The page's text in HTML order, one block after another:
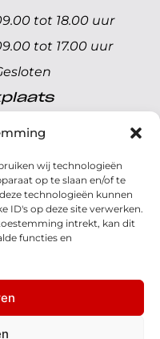
wij technologieën
op te slaan en/of te
technologieën kunnen
ID's op deze site verwerken.
intrekt, kan dit
functies en
tot 18.00 uur
tot 17.00 uur
tot 17.00 uur